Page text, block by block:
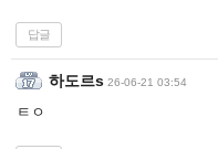
답글
하도르s 26-06-21 03:54
ㅌㅇ